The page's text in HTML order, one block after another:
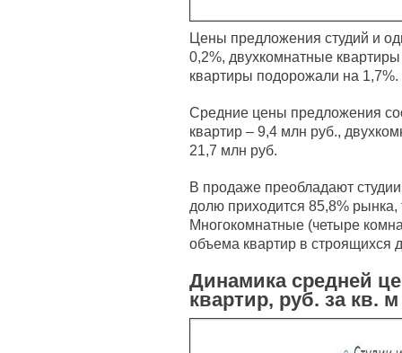
Цены предложения студий и
0,2%, двухкомнатные
квартиры подорожали на 1,7%.
Средние цены предложения
квартир – 9,4 млн руб.,
21,7 млн руб.
В продаже преобладают
долю приходится 85,8%
Многокомнатные (четыре
объема квартир в строящихся
Динамика средней
квартир, руб. за кв. м